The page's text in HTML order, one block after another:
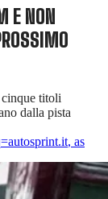
E NON
titoli
dalla pista
, as